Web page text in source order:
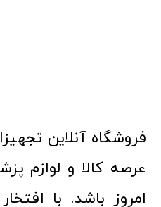
امروز باشد. با